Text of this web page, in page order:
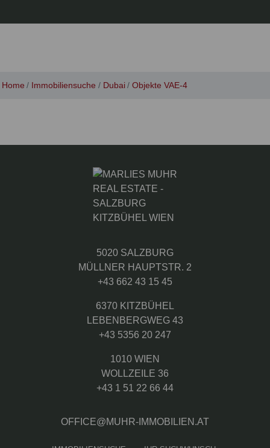
Home Immobiliensuche Dubai Objekte VAE-4
5020 SALZBURG
MÜLLNER HAUPTSTR. 2
+43 662 43 15 45
6370 KITZBÜHEL
LEBENBERGWEG 43
+43 5356 20 247
1010 WIEN
WOLLZEILE 36
+43 1 51 22 66 44
OFFICE@MUHR-IMMOBILIEN.AT